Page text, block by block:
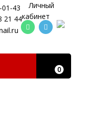
43
21 44
Личный
кабинет
0